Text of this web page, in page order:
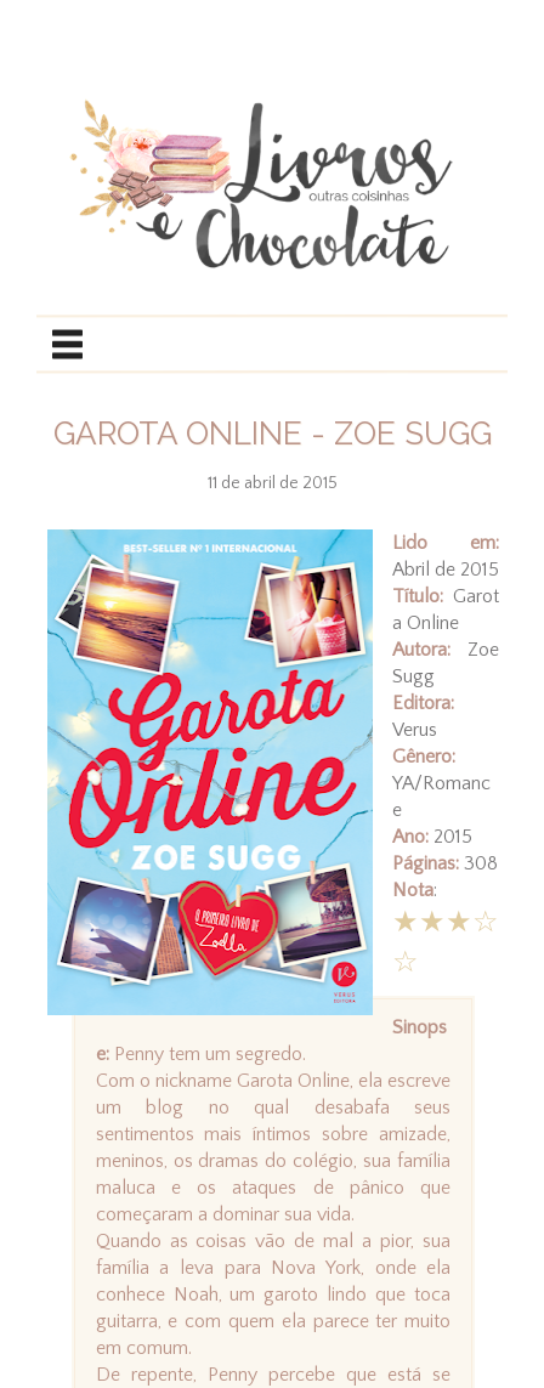
GAROTA ONLINE - ZOE SUGG
11 de abril de 2015
Lido em:
Abril de 2015
Título:Garot
a Online
Autora:Zoe
Sugg
Editora:
Verus
Gênero:
YA/Romanc
e
Ano:2015
Páginas: 308
Nota:
★★★☆
☆
Sinops
e:Penny tem um segredo.
Com o nickname Garota Online, ela escreve
um blog no qual desabafa seus
sentimentos mais íntimos sobre amizade,
meninos, os dramas do colégio, sua família
maluca e os ataques de pânico que
começaram a dominar sua vida.
Quando as coisas vão de mal a pior, sua
família a leva para Nova York, onde ela
conhece Noah, um garoto lindo que toca
guitarra, e com quem ela parece ter muito
em comum.
De repente, Penny percebe que está se